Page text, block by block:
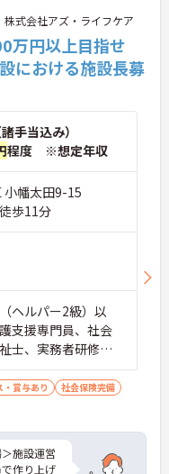
株式会社アズ・ライフケア
万円以上目指せ
における施設長募
手当込み）
程度 ※想定年収
小幡太田9-15
歩11分
ヘルパー2級）以
支援専門員、社会
士、実務者研修歓
、サービス提供責
する職種での業務
自動車免許（AT
・賞与あり
社会保険完備
施設運営
作り上げ